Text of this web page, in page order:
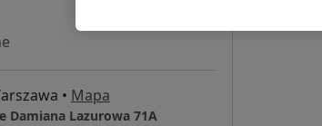
• Mapa
Damiana Lazurowa 71A